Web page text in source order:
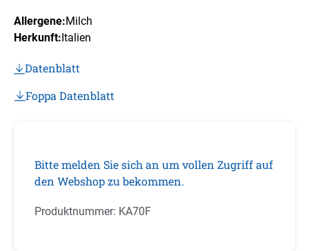
Allergene:Milch
Herkunft:Italien
Datenblatt
Foppa Datenblatt
Bitte melden Sie sich an um vollen Zugriff auf
den Webshop zu bekommen.
Produktnummer: KA70F